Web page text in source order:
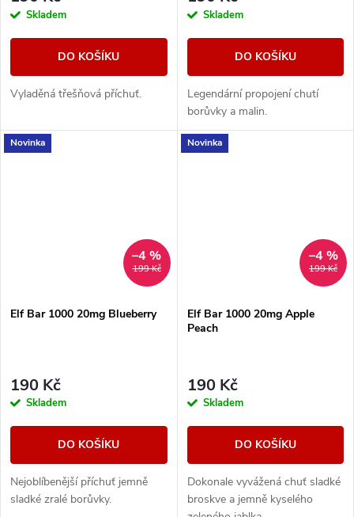
Skladem
DO KOŠÍKU
Vyladěná třešňová příchuť.
Skladem
DO KOŠÍKU
Legendární propojení chutí
borůvky a malin.
Novinka
199 Kč
–4 %
Elf Bar 1000 20mg Blueberry
190 Kč
Skladem
DO KOŠÍKU
Nejoblíbenější příchuť jemně
sladké zralé borůvky.
Novinka
199 Kč
–4 %
Elf Bar 1000 20mg Apple
Peach
190 Kč
Skladem
DO KOŠÍKU
Dokonale vyvážená chuť sladké
broskve a jemně kyselého